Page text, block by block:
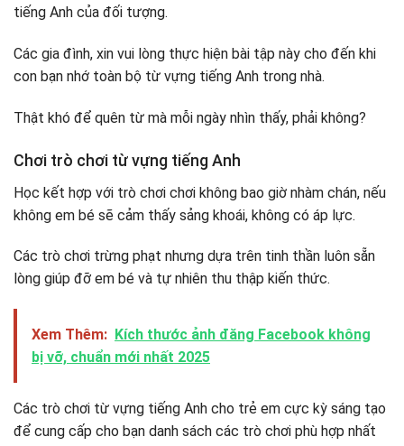
tiếng Anh của đối tượng.
Các gia đình, xin vui lòng thực hiện bài tập này cho đến khi
con bạn nhớ toàn bộ từ vựng tiếng Anh trong nhà.
Thật khó để quên từ mà mỗi ngày nhìn thấy, phải không?
Chơi trò chơi từ vựng tiếng Anh
Học kết hợp với trò chơi chơi không bao giờ nhàm chán, nếu
không em bé sẽ cảm thấy sảng khoái, không có áp lực.
Các trò chơi trừng phạt nhưng dựa trên tinh thần luôn sẵn
lòng giúp đỡ em bé và tự nhiên thu thập kiến ​​thức.
Xem Thêm: Kích thước ảnh đăng Facebook không
bị vỡ, chuẩn mới nhất 2025
Các trò chơi từ vựng tiếng Anh cho trẻ em cực kỳ sáng tạo
để cung cấp cho bạn danh sách các trò chơi phù hợp nhất